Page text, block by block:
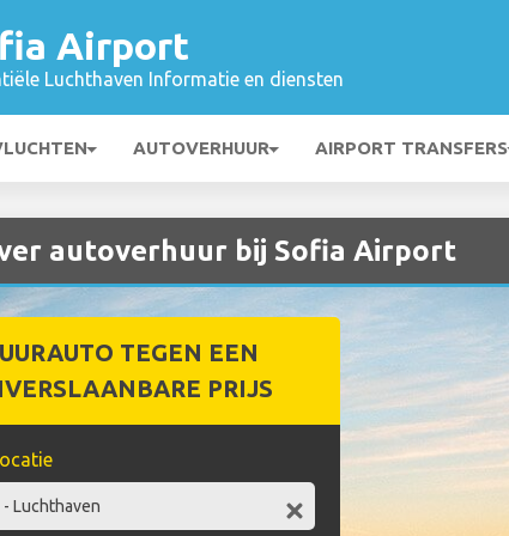
Airport
Luchthaven Informatie en diensten
AUTOVERHUUR AIRPORT TRANSFERS
autoverhuur bij Sofia Airport
TEGEN EEN
PRIJS